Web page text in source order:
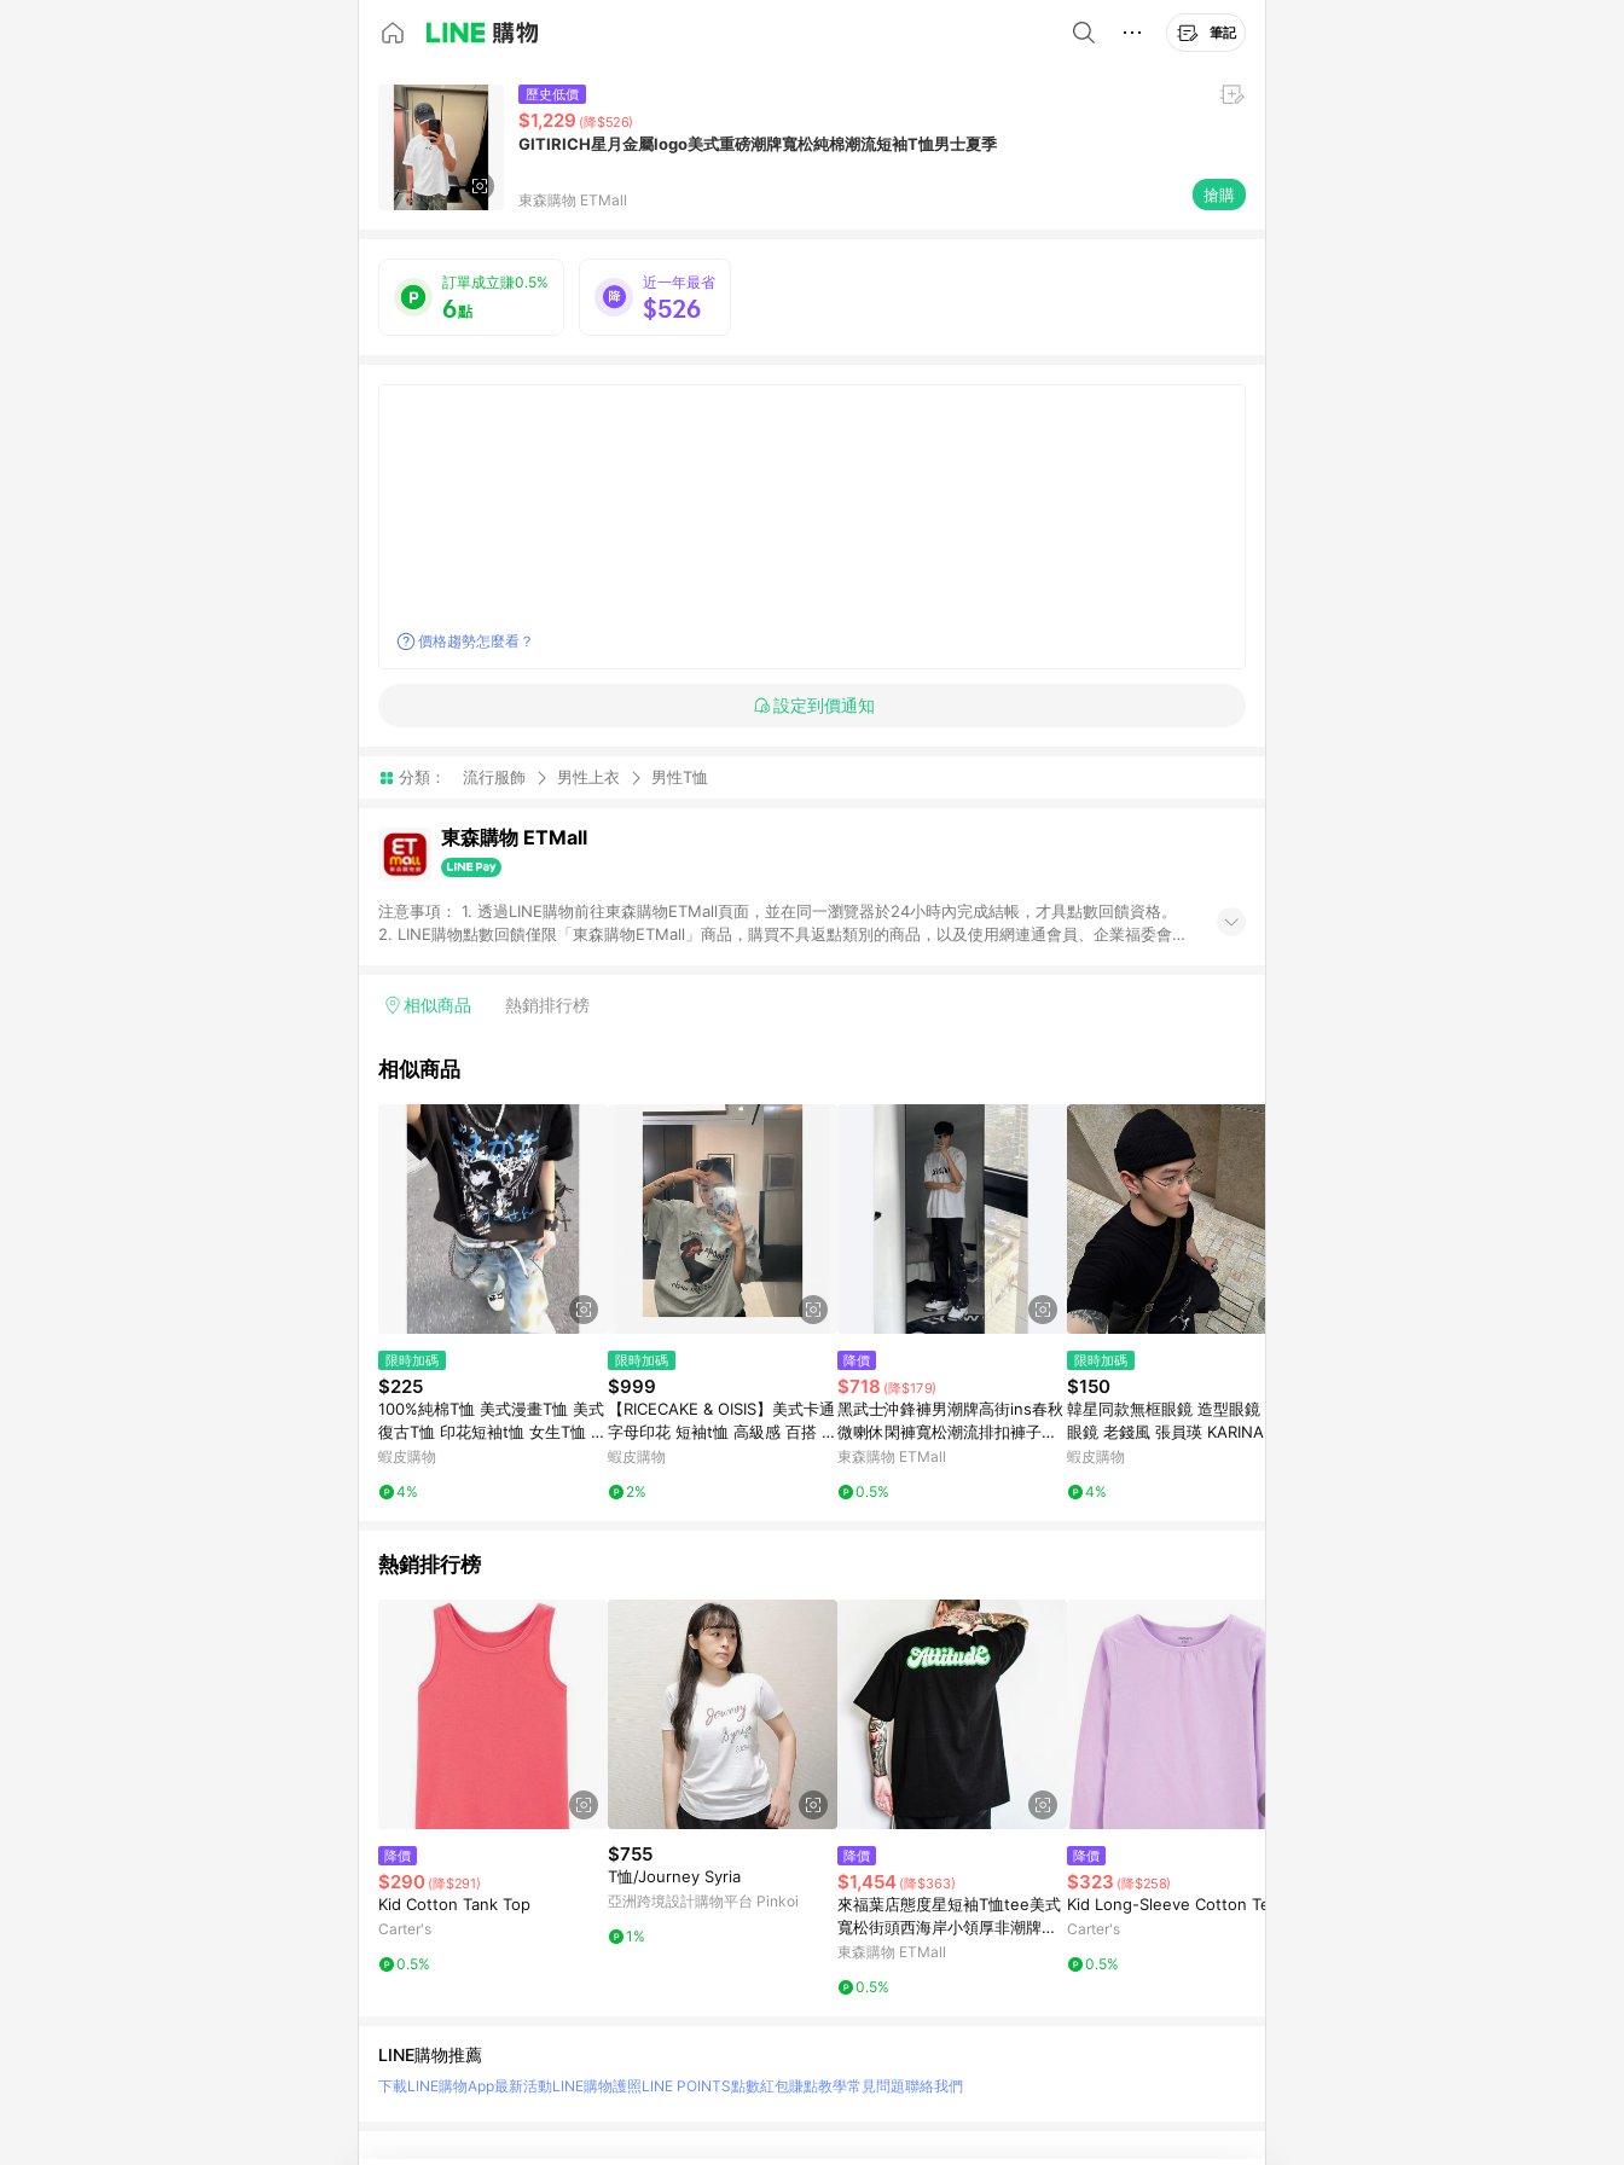
筆記
歷史低價
$1,229 (降$526)
GITIRICH星月金屬logo美式重磅潮牌寬松純棉潮流短袖T恤男士夏季
東森購物 ETMall 搶購
訂單成立賺0.5%
6點
近一年最省
$526
價格趨勢怎麼看？
設定到價通知
分類： 流行服飾 男性上衣 男性T恤
東森購物 ETMall
注意事項： 1. 透過LINE購物前往東森購物ETMall頁面，並在同一瀏覽器於24小時內完成結帳，才具點數回饋資格。
2. LINE購物點數回饋僅限「東森購物ETMall」商品，購買不具返點類別的商品，以及使用網連通會員、企業福委會員
「草莓網」全館商品。 4. 如取消訂單、退貨、退款或購物中登出東森購物ETMall，將無法獲得點數回饋。 5. 點數回
面顯示為準。 7. LINE購物設有「單一商品最高回饋點數」機制(特殊活動時開放「回饋無上限」)，以同一訂單中同一
品資料更新會有時間差，如顯示之商品規格、顏色、價位、贈品與東森購物ETMall銷售網頁不符，以銷售網頁標示為
準。 9. 若有贈點爭議，請務必於訂單日期+180天以內至LINE購物客服洽詢；若超過180天(含)以上進行申訴，恕無法
贈點回饋。 10. 部分點數紅包僅限指定商品使用，或不適用於無回饋商品。各點數紅包之適用商品與使用條件請依點數
紅包頁面規則為準。
相似商品 熱銷排行榜
相似商品
限時加碼
$225
100%純棉T恤 美式漫畫T恤 美式
復古T恤 印花短袖t恤 女生T恤 男
ins寬鬆T恤 中性風 亞比視覺系上
蝦皮購物
4%
限時加碼
$999
【RICECAKE & OISIS】美式卡通
字母印花 短袖t恤 高級感 百搭 o
versize 上衣 女
蝦皮購物
2%
降價
$718 (降$179)
黑武士沖鋒褲男潮牌高街ins春秋
微喇休閑褲寬松潮流排扣褲子男
款
東森購物 ETMall
0.5%
限時加碼
$150
韓星同款無框眼鏡 造型眼鏡 男生
眼鏡 老錢風 張員瑛 KARINA IVE
同款 李瑞 申留真 禮志 Y2K 208
蝦皮購物
4%
熱銷排行榜
降價
$290 (降$291)
Kid Cotton Tank Top
Carter's
0.5%
$755
T恤/Journey Syria
亞洲跨境設計購物平台 Pinkoi
1%
降價
$1,454 (降$363)
來福葉店態度星短袖T恤tee美式
寬松街頭西海岸小領厚非潮牌逆
潮流
東森購物 ETMall
0.5%
降價
$323 (降$258)
Kid Long-Sleeve Cotton Tee
Carter's
0.5%
LINE購物推薦
下載LINE購物App最新活動LINE購物護照LINE POINTS點數紅包賺點教學常見問題聯絡我們